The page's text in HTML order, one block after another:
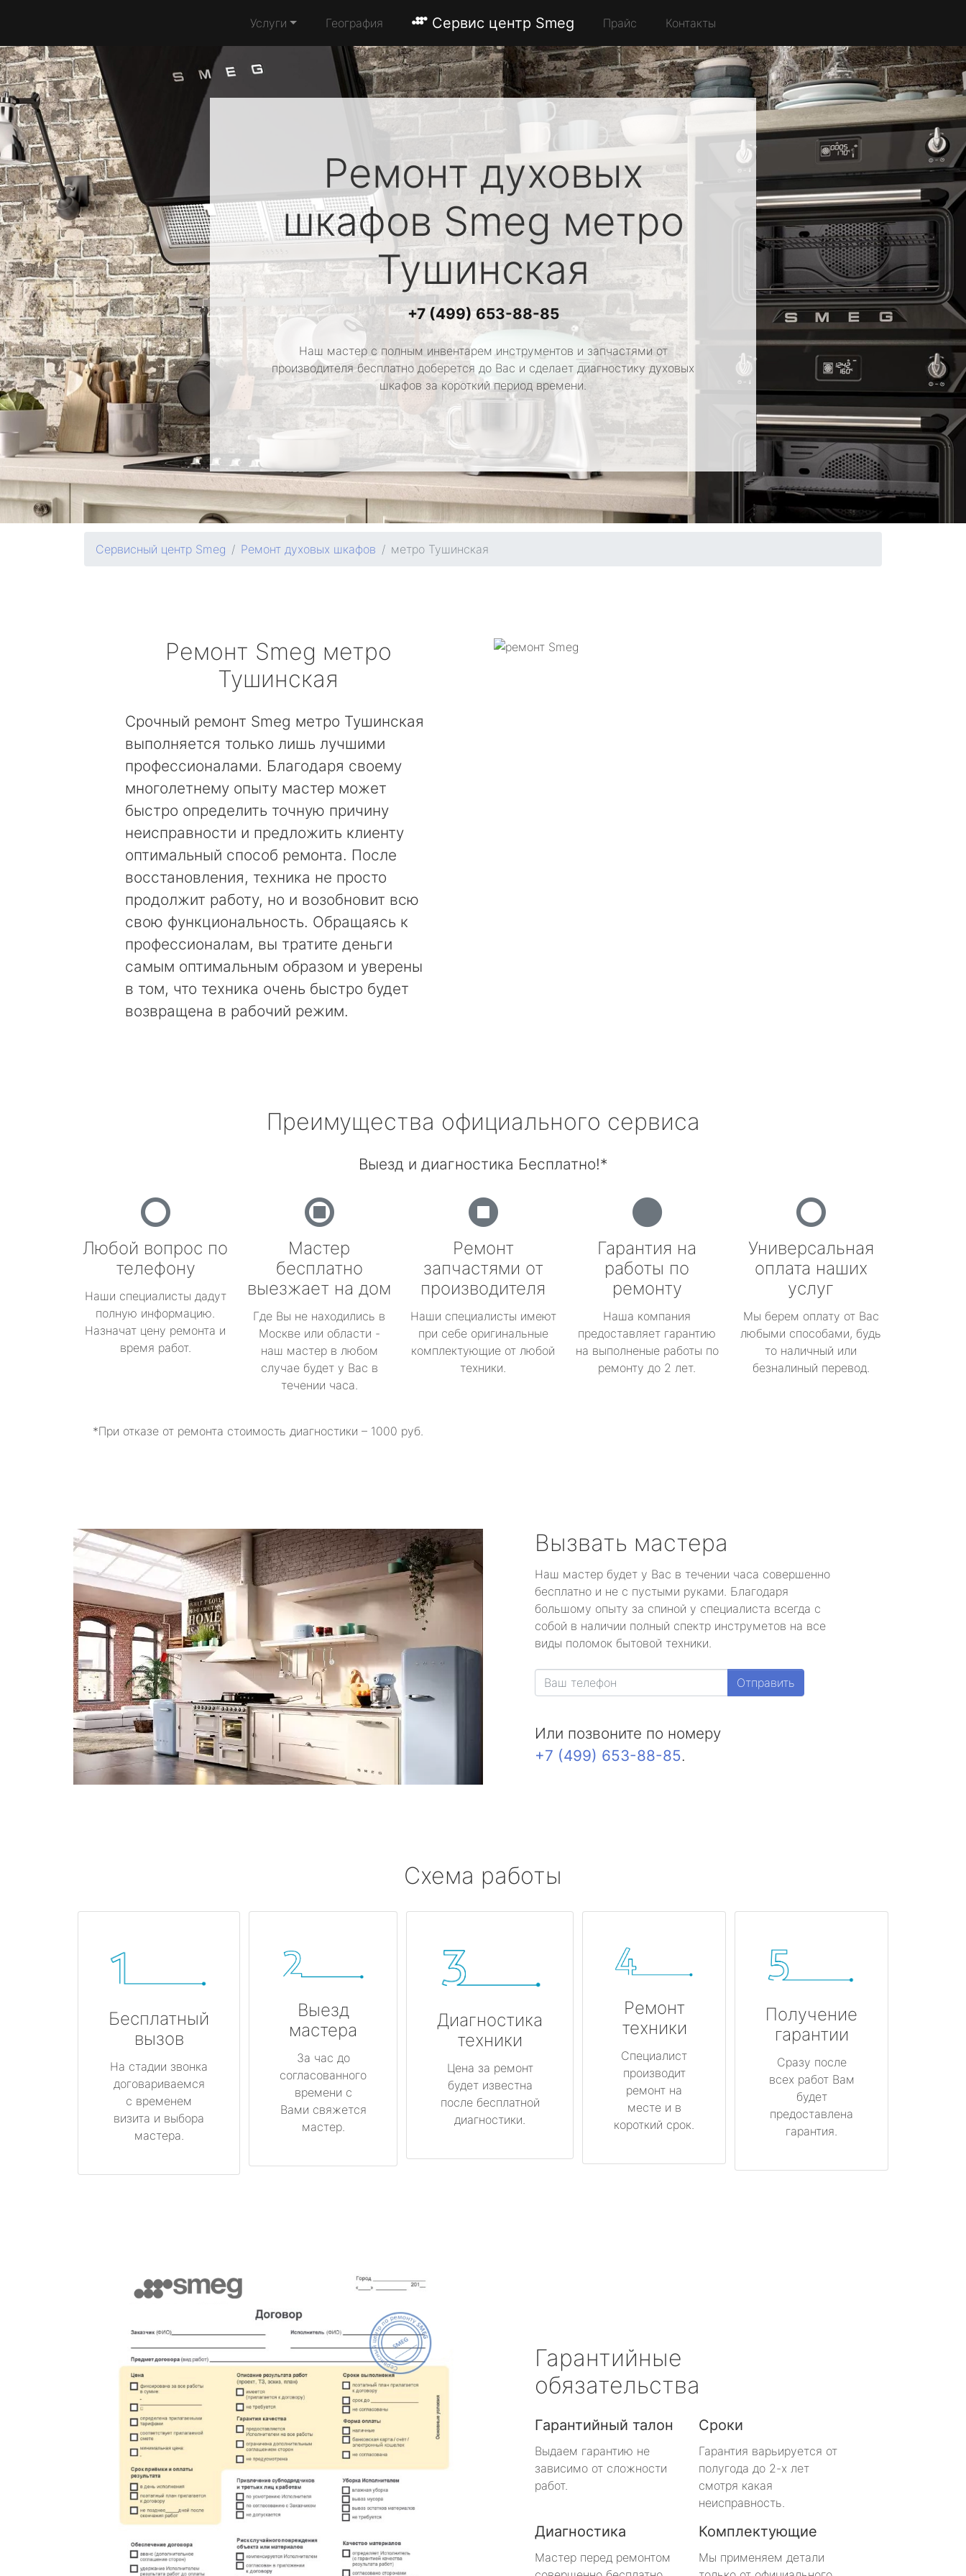
Услуги География Сервис центр Smeg Прайс Контакты
Ремонт духовых
шкафов Smeg метро
Тушинская
+7 (499) 653-88-85
Наш мастер с полным инвентарем инструментов и запчастями от
производителя бесплатно доберется до Вас и сделает диагностику духовых
шкафов за короткий период времени.
Сервисный центр Smeg Ремонт духовых шкафов метро Тушинская
Ремонт Smeg метро
Тушинская
Срочный ремонт Smeg метро Тушинская
выполняется только лишь лучшими
профессионалами. Благодаря своему
многолетнему опыту мастер может
быстро определить точную причину
неисправности и предложить клиенту
оптимальный способ ремонта. После
восстановления, техника не просто
продолжит работу, но и возобновит всю
свою функциональность. Обращаясь к
профессионалам, вы тратите деньги
самым оптимальным образом и уверены
в том, что техника очень быстро будет
возвращена в рабочий режим.
Преимущества официального сервиса
Выезд и диагностика Бесплатно!*
Любой вопрос по
телефону
Наши специалисты дадут
полную информацию.
Назначат цену ремонта и
время работ.
Мастер
бесплатно
выезжает на дом
Где Вы не находились в
Москве или области -
наш мастер в любом
случае будет у Вас в
течении часа.
Ремонт
запчастями от
производителя
Наши специалисты имеют
при себе оригинальные
комплектующие от любой
техники.
Гарантия на
работы по
ремонту
Наша компания
предоставляет гарантию
на выполненые работы по
ремонту до 2 лет.
Универсальная
оплата наших
услуг
Мы берем оплату от Вас
любыми способами, будь
то наличный или
безналиный перевод.
*При отказе от ремонта стоимость диагностики – 1000 руб.
Вызвать мастера
Наш мастер будет у Вас в течении часа совершенно
бесплатно и не с пустыми руками. Благодаря
большому опыту за спиной у специалиста всегда с
собой в наличии полный спектр инструметов на все
виды поломок бытовой техники.
Отправить
Или позвоните по номеру
+7 (499) 653-88-85.
Схема работы
Бесплатный
вызов
На стадии звонка
договариваемся
с временем
визита и выбора
мастера.
Выезд
мастера
За час до
согласованного
времени с
Вами свяжется
мастер.
Диагностика
техники
Цена за ремонт
будет известна
после бесплатной
диагностики.
Ремонт
техники
Специалист
производит
ремонт на
месте и в
короткий срок.
Получение
гарантии
Сразу после
всех работ Вам
будет
предоставлена
гарантия.
Гарантийные
обязательства
Гарантийный талон
Выдаем гарантию не
зависимо от сложности
работ.
Сроки
Гарантия варьируется от
полугода до 2-х лет
смотря какая
неисправность.
Диагностика
Мастер перед ремонтом
Комплектующие
Мы применяем детали